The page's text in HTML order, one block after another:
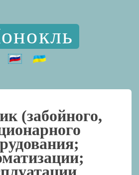
(забойного,